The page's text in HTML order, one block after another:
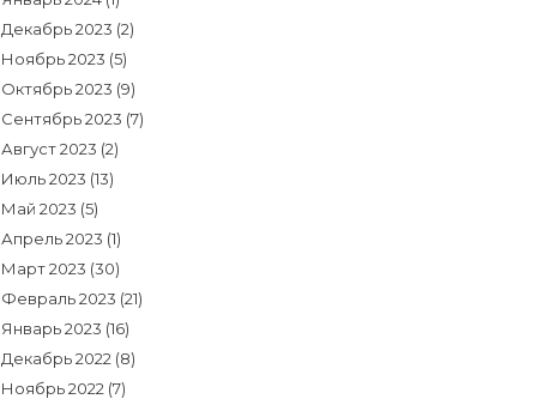
Декабрь 2023 (2)
Ноябрь 2023 (5)
Октябрь 2023 (9)
Сентябрь 2023 (7)
Август 2023 (2)
Июль 2023 (13)
Май 2023 (5)
Апрель 2023 (1)
Март 2023 (30)
Февраль 2023 (21)
Январь 2023 (16)
Декабрь 2022 (8)
Ноябрь 2022 (7)